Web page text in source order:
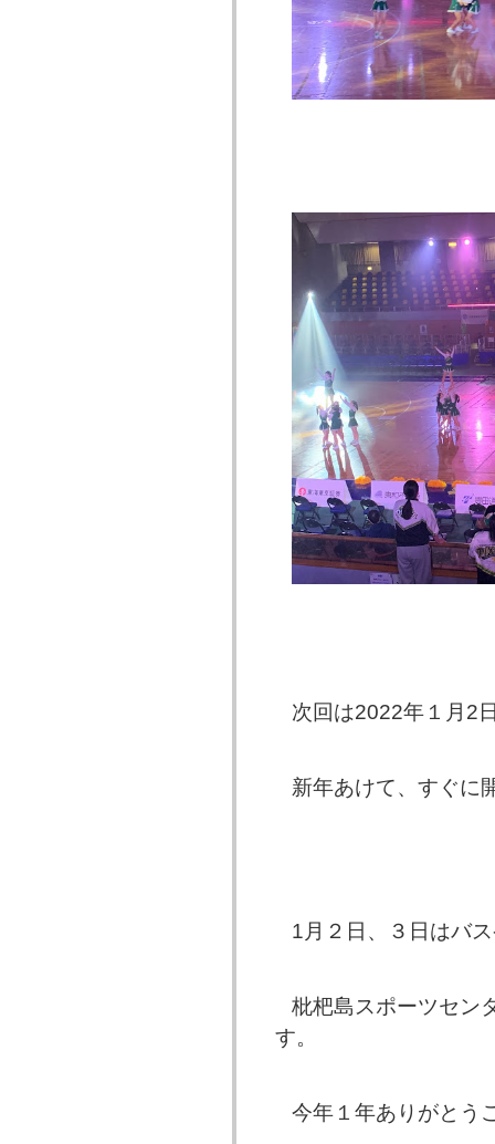
次回は2022年１月2
新年あけて、すぐに
1月２日、３日はバ
枇杷島スポーツセン
す。
今年１年ありがとう